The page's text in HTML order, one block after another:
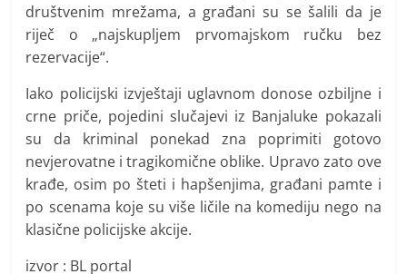
društvenim mrežama, a građani su se šalili da je
riječ o „najskupljem prvomajskom ručku bez
rezervacije“.
Iako policijski izvještaji uglavnom donose ozbiljne i
crne priče, pojedini slučajevi iz Banjaluke pokazali
su da kriminal ponekad zna poprimiti gotovo
nevjerovatne i tragikomične oblike. Upravo zato ove
krađe, osim po šteti i hapšenjima, građani pamte i
po scenama koje su više ličile na komediju nego na
klasične policijske akcije.
izvor : BL portal